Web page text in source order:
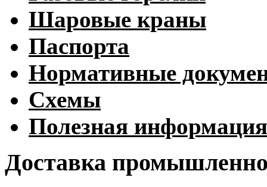
Шаровые краны
Паспорта
Нормативные
Схемы
Полезная информация
Доставка